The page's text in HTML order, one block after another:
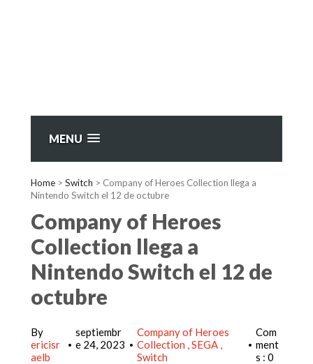
MENU
Home > Switch > Company of Heroes Collection llega a
Nintendo Switch el 12 de octubre
Company of Heroes
Collection llega a
Nintendo Switch el 12 de
octubre
By
ericisr
aelb
•
septiembr
e 24, 2023
•
Company of Heroes
Collection SEGA
Switch
•
Com
ment
s : 0